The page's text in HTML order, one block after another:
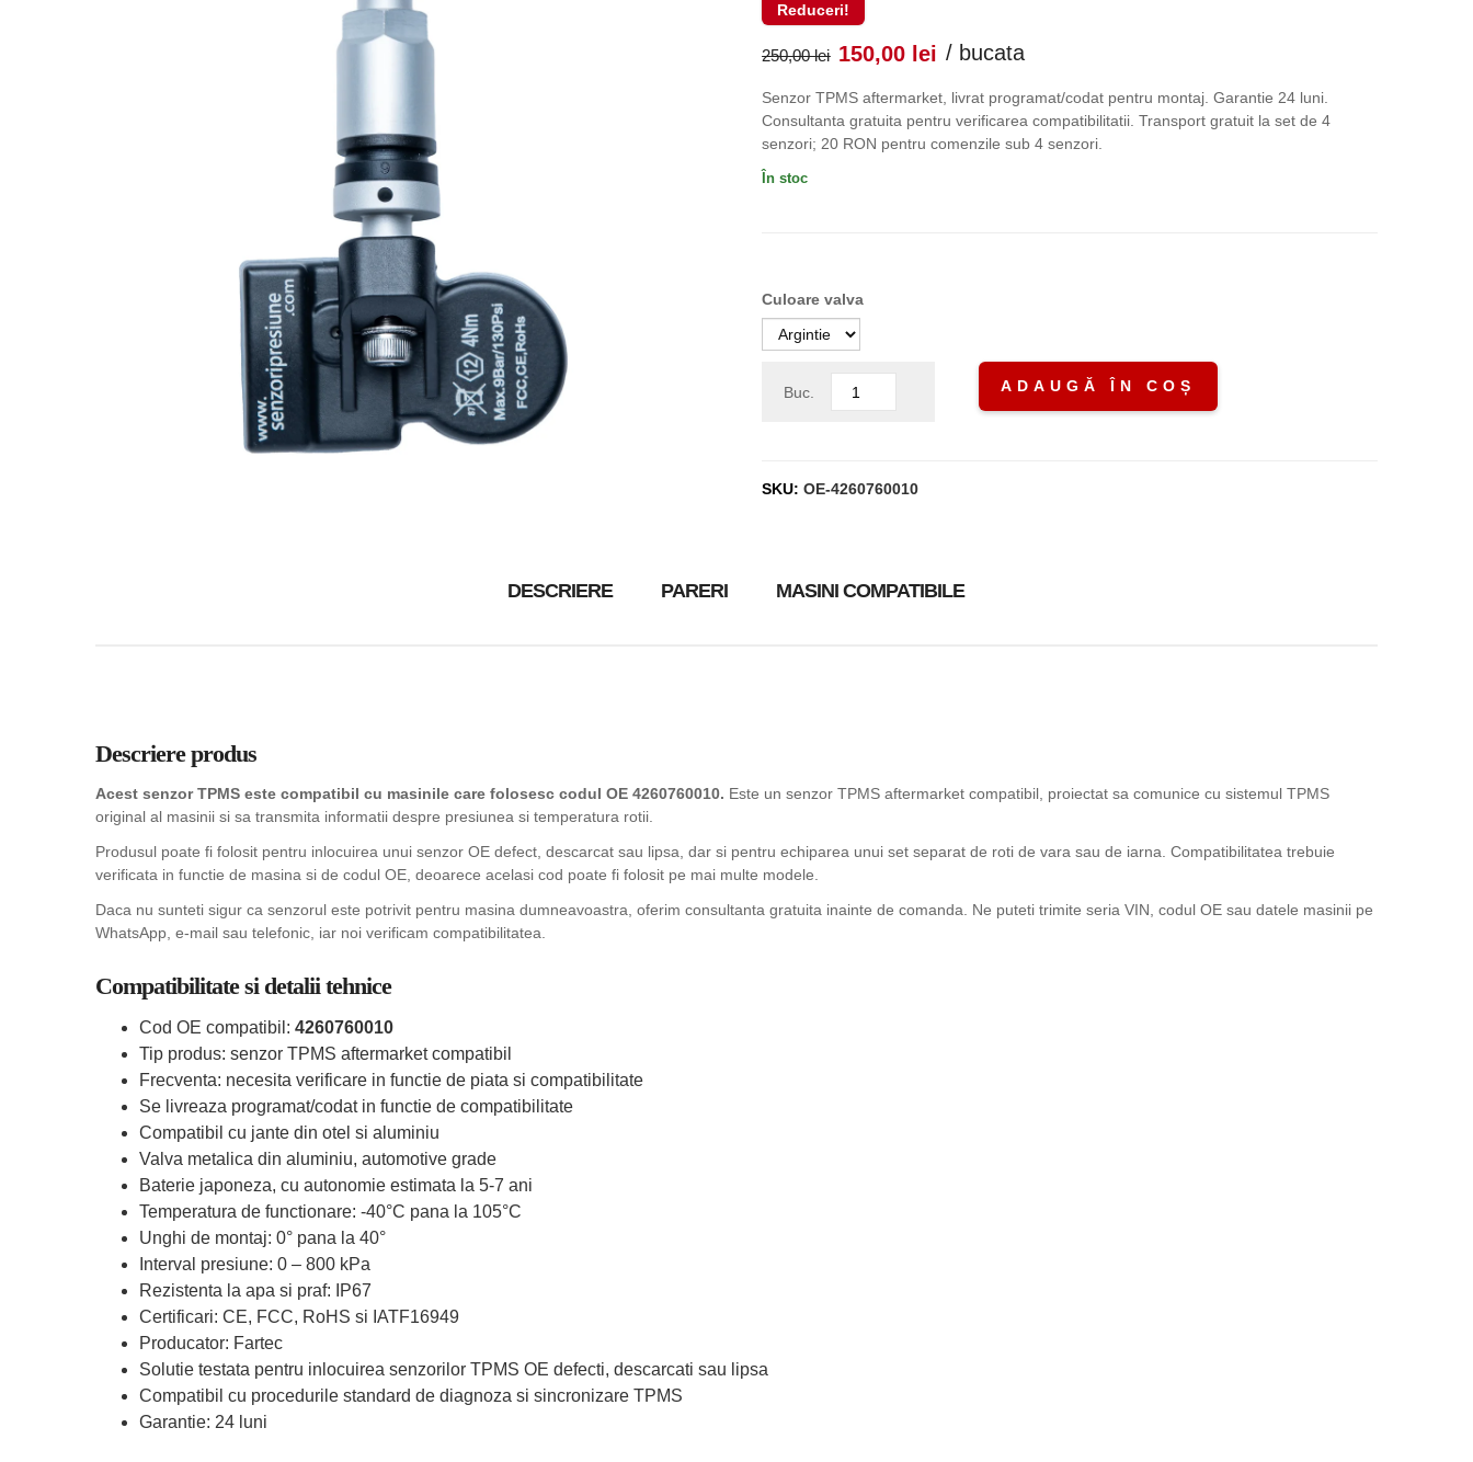
Reduceri!
250,00lei Prețul
inițial
a
150,00 lei Prețul
curent
este:
/ bucata
Senzor TPMS aftermarket, livrat programat/codat pentru montaj. Garantie 24 luni.
Consultanta gratuita pentru verificarea compatibilitatii. Transport gratuit la set de 4
senzori; 20 RON pentru comenzile sub 4 senzori.
În stoc
Culoare valva
Buc. ADAUGĂ ÎN COȘ
SKU:OE-4260760010
DESCRIERE PARERI MASINI COMPATIBILE
Descriere produs
Acest senzor TPMS este compatibil cu masinile care folosesc codul OE 4260760010. Este un senzor TPMS aftermarket compatibil, proiectat sa comunice cu sistemul TPMS
original al masinii si sa transmita informatii despre presiunea si temperatura rotii.
Produsul poate fi folosit pentru inlocuirea unui senzor OE defect, descarcat sau lipsa, dar si pentru echiparea unui set separat de roti de vara sau de iarna. Compatibilitatea trebuie
verificata in functie de masina si de codul OE, deoarece acelasi cod poate fi folosit pe mai multe modele.
Daca nu sunteti sigur ca senzorul este potrivit pentru masina dumneavoastra, oferim consultanta gratuita inainte de comanda. Ne puteti trimite seria VIN, codul OE sau datele masinii pe
WhatsApp, e-mail sau telefonic, iar noi verificam compatibilitatea.
Compatibilitate si detalii tehnice
Cod OE compatibil: 4260760010
Tip produs: senzor TPMS aftermarket compatibil
Frecventa: necesita verificare in functie de piata si compatibilitate
Se livreaza programat/codat in functie de compatibilitate
Compatibil cu jante din otel si aluminiu
Valva metalica din aluminiu, automotive grade
Baterie japoneza, cu autonomie estimata la 5-7 ani
Temperatura de functionare: -40°C pana la 105°C
Unghi de montaj: 0° pana la 40°
Interval presiune: 0 – 800 kPa
Rezistenta la apa si praf: IP67
Certificari: CE, FCC, RoHS si IATF16949
Producator: Fartec
Solutie testata pentru inlocuirea senzorilor TPMS OE defecti, descarcati sau lipsa
Compatibil cu procedurile standard de diagnoza si sincronizare TPMS
Garantie: 24 luni